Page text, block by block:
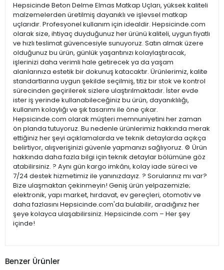
Hepsicinde Beton Delme Elmas Matkap Uçları, yüksek kaliteli
malzemelerden üretilmiş dayanıklı ve işlevsel matkap
uçlarıdır. Profesyonel kullanım için idealdir. Hepsicinde.com
olarak size, ihtiyaç duyduğunuz her ürünü kaliteli, uygun fiyatlı
ve hızlı teslimat güvencesiyle sunuyoruz. Satın almak üzere
olduğunuz bu ürün, günlük yaşantınızı kolaylaştıracak,
işlerinizi daha verimli hale getirecek ya da yaşam
alanlarınıza estetik bir dokunuş katacaktır. Ürünlerimiz, kalite
standartlarına uygun şekilde seçilmiş, titiz bir stok ve kontrol
sürecinden geçirilerek sizlere ulaştırılmaktadır. İster evde
ister iş yerinde kullanabileceğiniz bu ürün, dayanıklılığı,
kullanım kolaylığı ve şık tasarımı ile öne çıkar.
Hepsicinde.com olarak müşteri memnuniyetini her zaman
ön planda tutuyoruz. Bu nedenle ürünlerimiz hakkında merak
ettiğiniz her şeyi açıklamalarda ve teknik detaylarda açıkça
belirtiyor, alışverişinizi güvenle yapmanızı sağlıyoruz. ⚙️ Ürün
hakkında daha fazla bilgi için teknik detaylar bölümüne göz
atabilirsiniz. ? Aynı gün kargo imkânı, kolay iade süreci ve
7/24 destek hizmetimiz ile yanınızdayız. ? Sorularınız mı var?
Bize ulaşmaktan çekinmeyin! Geniş ürün yelpazemizle;
elektronik, yapı market, hırdavat, ev gereçleri, otomotiv ve
daha fazlasını Hepsicinde.com'da bulabilir, aradığınız her
şeye kolayca ulaşabilirsiniz. Hepsicinde.com – Her şey
içinde!
Benzer Ürünler